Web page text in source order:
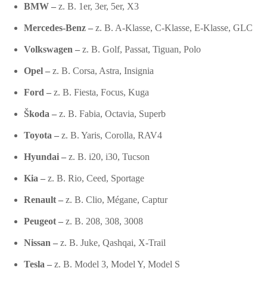
BMW – z. B. 1er, 3er, 5er, X3
Mercedes-Benz – z. B. A-Klasse, C-Klasse, E-Klasse, GLC
Volkswagen – z. B. Golf, Passat, Tiguan, Polo
Opel – z. B. Corsa, Astra, Insignia
Ford – z. B. Fiesta, Focus, Kuga
Škoda – z. B. Fabia, Octavia, Superb
Toyota – z. B. Yaris, Corolla, RAV4
Hyundai – z. B. i20, i30, Tucson
Kia – z. B. Rio, Ceed, Sportage
Renault – z. B. Clio, Mégane, Captur
Peugeot – z. B. 208, 308, 3008
Nissan – z. B. Juke, Qashqai, X-Trail
Tesla – z. B. Model 3, Model Y, Model S